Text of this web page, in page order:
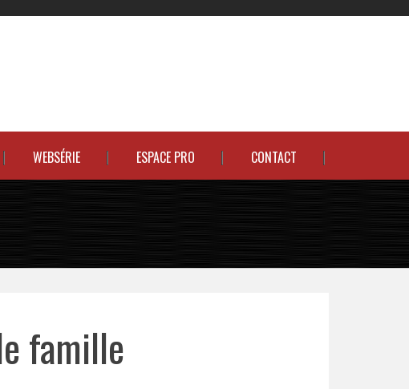
WEBSÉRIE ESPACE PRO CONTACT
famille